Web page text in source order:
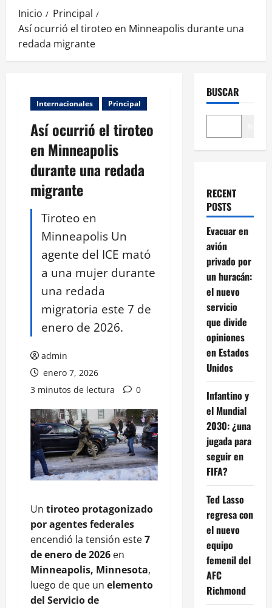
Inicio
Principal
Así ocurrió el tiroteo en Minneapolis durante una
redada migrante
Internacionales Principal
Así ocurrió el tiroteo
en Minneapolis
durante una redada
migrante
Tiroteo en
Minneapolis Un
agente del ICE mató
a una mujer durante
una redada
migratoria este 7 de
enero de 2026.
admin
enero 7, 2026
3 minutos de lectura
0
Un tiroteo protagonizado
por agentes federales
encendió la tensión este7
de enero de 2026 en
Minneapolis, Minnesota,
luego de que un elemento
del Servicio de
BUSCAR
RECENT
POSTS
Evacuar en
avión
privado por
un huracán:
el nuevo
servicio
que divide
opiniones
en Estados
Unidos
Infantino y
el Mundial
2030: ¿una
jugada para
seguir en
FIFA?
Ted Lasso
regresa con
el nuevo
equipo
femenil del
AFC
Richmond